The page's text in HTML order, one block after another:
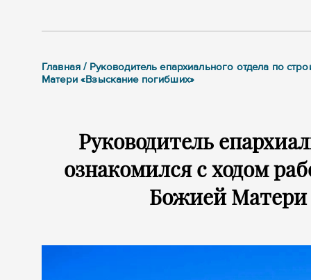
Главная / Руководитель епархиального отдела по
Матери «Взыскание погибших»
Руководитель
ознакомился с ходом
Божией Матери